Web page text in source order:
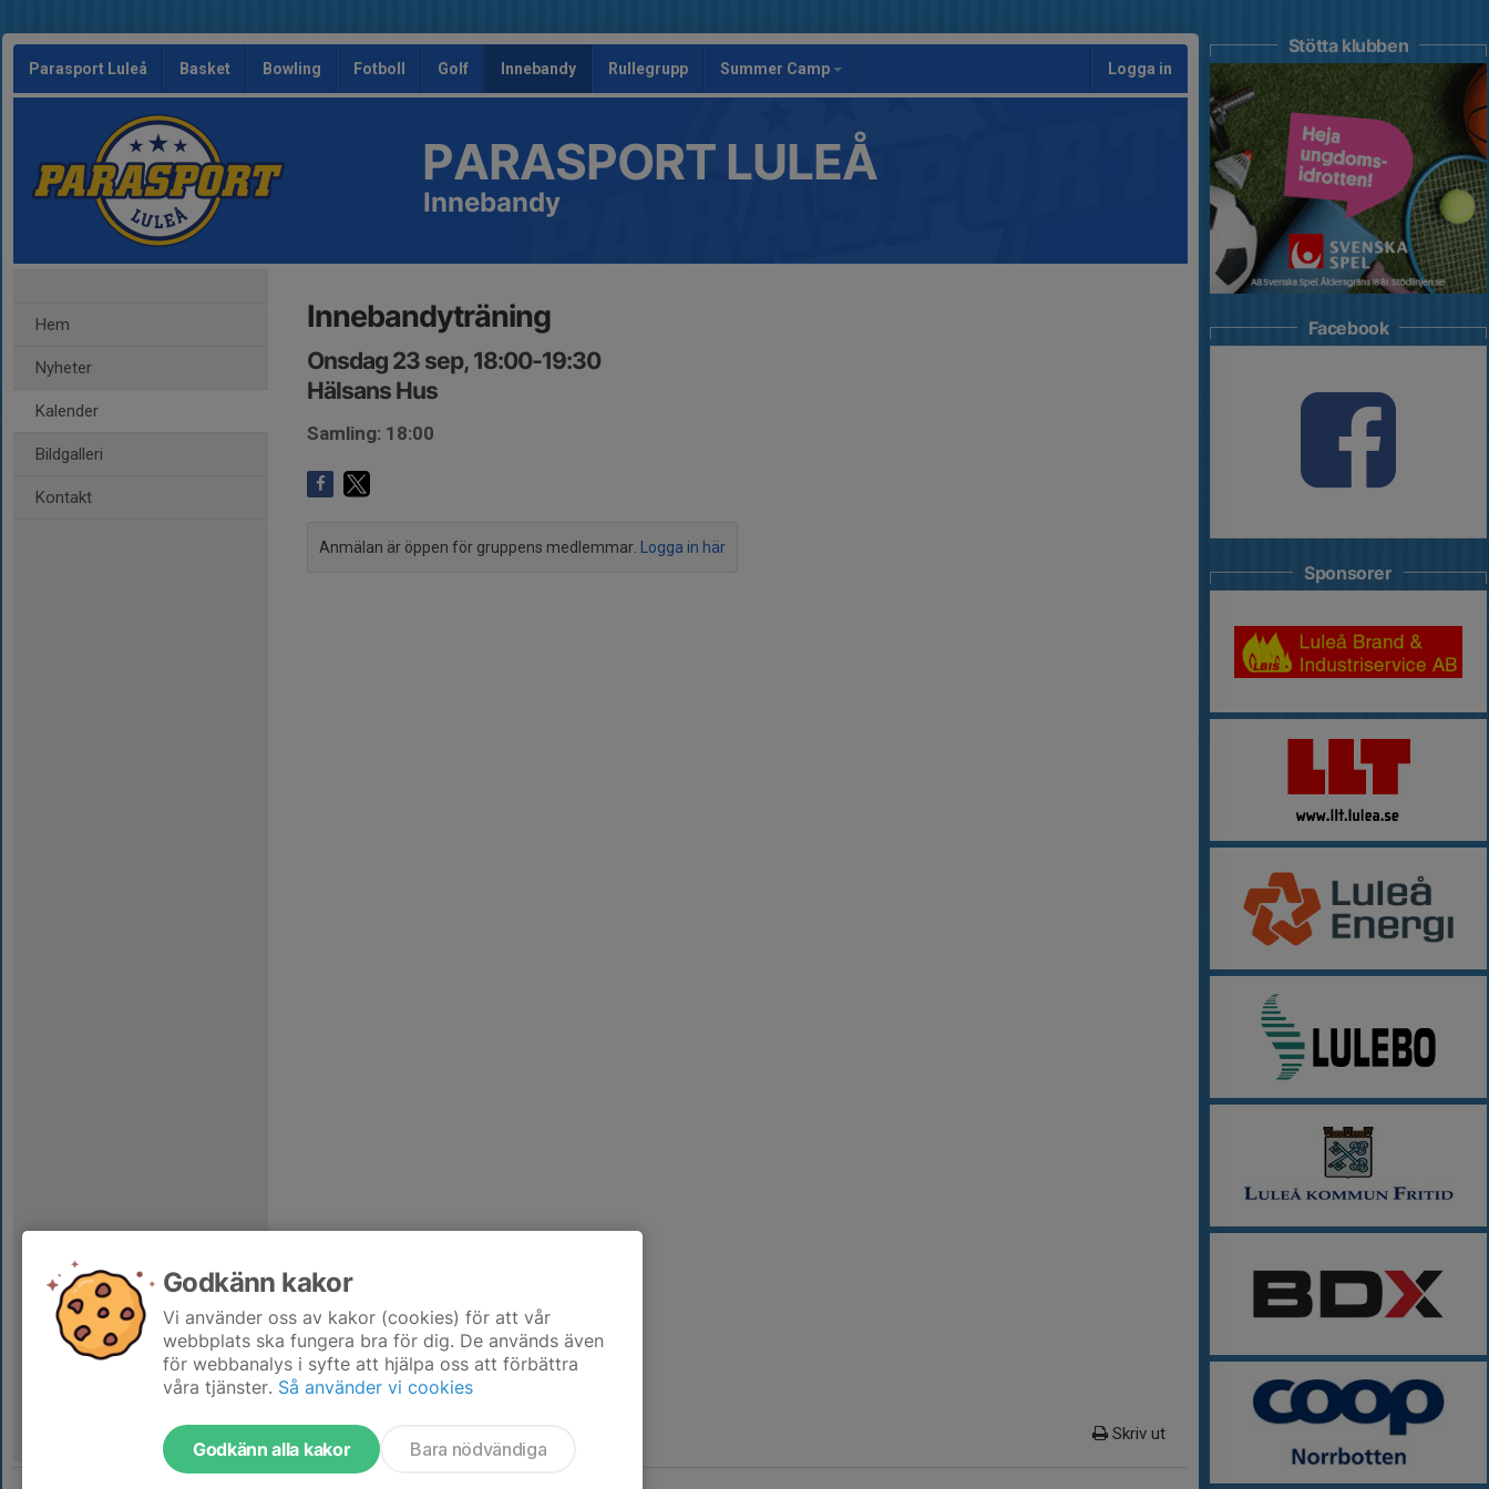
Parasport Luleå Basket Bowling Fotboll Golf Innebandy Rullegrupp Summer Camp Logga in
PARASPORT LULEÅ
Innebandy
Hem
Nyheter
Kalender
Bildgalleri
Kontakt
Innebandyträning
Onsdag 23 sep, 18:00-19:30
Hälsans Hus
Samling: 18:00
Anmälan är öppen för gruppens medlemmar. Logga in här
Skriv ut
Stötta klubben
Facebook
Sponsorer
Godkänn kakor
Vi använder oss av kakor (cookies) för att vår
webbplats ska fungera bra för dig. De används även
för webbanalys i syfte att hjälpa oss att förbättra
våra tjänster. Så använder vi cookies
Godkänn alla kakor Bara nödvändiga